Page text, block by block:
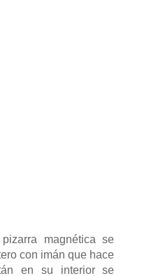
magnética se
con imán que hace
en su interior se